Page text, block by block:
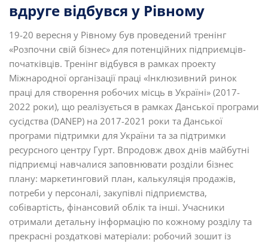
вдруге відбувся у Рівному
19-20 вересня у Рівному був проведений тренінг
«Розпочни свій бізнес» для потенційних підприємців-
початківців. Тренінг відбувся в рамках проекту
Міжнародної організації праці «Інклюзивний ринок
праці для створення робочих місць в Україні» (2017-
2022 роки), що реалізується в рамках Данської програми
сусідства (DANEP) на 2017-2021 роки та Данської
програми підтримки для України та за підтримки
ресурсного центру Гурт. Впродовж двох днів майбутні
підприємці навчалися заповнювати розділи бізнес
плану: маркетинговий план, калькуляція продажів,
потреби у персоналі, закупівлі підприємства,
собівартість, фінансовий облік та інші. Учасники
отримали детальну інформацію по кожному розділу та
прекрасні роздаткові матеріали: робочий зошит із